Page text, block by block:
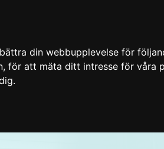
din webbupplevelse för
, för att mäta ditt intresse för våra
.